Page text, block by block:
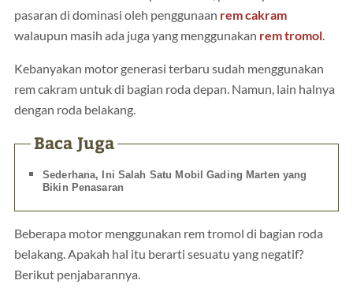
pasaran di dominasi oleh penggunaan rem cakram
walaupun masih ada juga yang menggunakan rem tromol.
Kebanyakan motor generasi terbaru sudah menggunakan
rem cakram untuk di bagian roda depan. Namun, lain halnya
dengan roda belakang.
Baca Juga
Sederhana, Ini Salah Satu Mobil Gading Marten yang
Bikin Penasaran
Beberapa motor menggunakan rem tromol di bagian roda
belakang. Apakah hal itu berarti sesuatu yang negatif?
Berikut penjabarannya.